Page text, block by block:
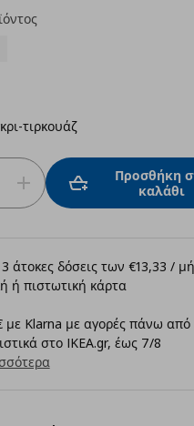
τιρκουάζ
Προσθήκη
καλάθι
άτοκες δόσεις των €13,33 /
ή πιστωτική κάρτα
με Klarna με αγορές πάνω από
στο IKEA.gr, έως 7/8